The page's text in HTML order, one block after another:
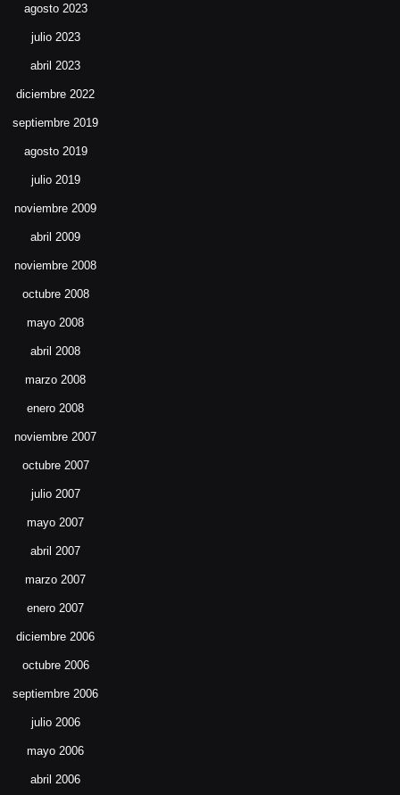
agosto 2023
julio 2023
abril 2023
diciembre 2022
septiembre 2019
agosto 2019
julio 2019
noviembre 2009
abril 2009
noviembre 2008
octubre 2008
mayo 2008
abril 2008
marzo 2008
enero 2008
noviembre 2007
octubre 2007
julio 2007
mayo 2007
abril 2007
marzo 2007
enero 2007
diciembre 2006
octubre 2006
septiembre 2006
julio 2006
mayo 2006
abril 2006